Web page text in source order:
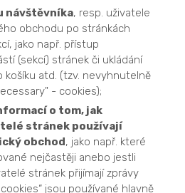
návštěvníka, resp. uživatele
obchodu po stránkách
jako např. přístup
(sekcí) stránek či ukládání
košíku atd. (tzv. nevyhnutelně
- cookies);
o tom, jak
stránek používají
obchod, jako např. které
nejčastěji anebo jestli
stránek přijímají zprávy
jsou používané hlavně